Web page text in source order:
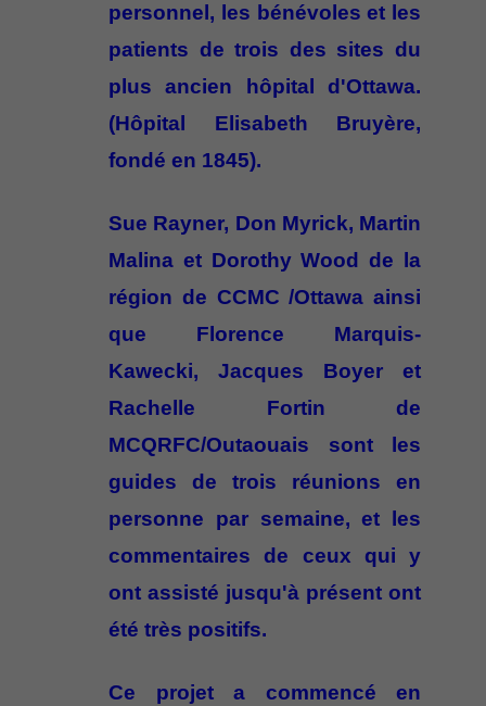
personnel, les bénévoles et les
patients de trois des sites du
plus ancien hôpital d'Ottawa.
(Hôpital Elisabeth Bruyère,
fondé en 1845).
Sue Rayner, Don Myrick, Martin
Malina et Dorothy Wood de la
région de CCMC /Ottawa ainsi
que Florence Marquis-
Kawecki, Jacques Boyer et
Rachelle Fortin de
MCQRFC/Outaouais sont les
guides de trois réunions en
personne par semaine, et les
commentaires de ceux qui y
ont assisté jusqu'à présent ont
été très positifs.
Ce projet a commencé en